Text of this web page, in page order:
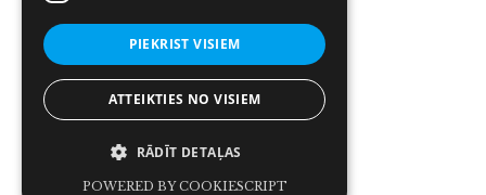
PIEKRIST VISIEM
ATTEIKTIES NO VISIEM
RĀDĪT DETAĻAS
POWERED BY COOKIESCRIPT